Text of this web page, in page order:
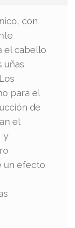
con
el cabello
uñas
para el
de
el
y
un efecto